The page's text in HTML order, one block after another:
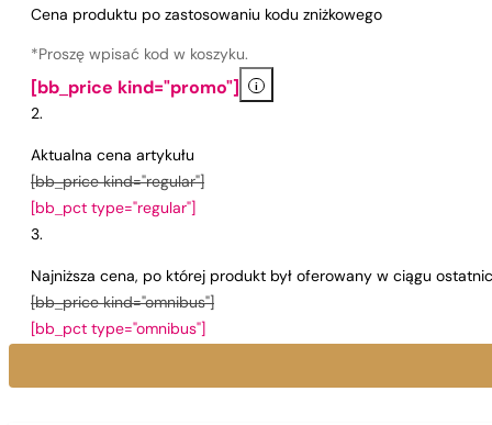
Cena produktu po zastosowaniu kodu zniżkowego
*Proszę wpisać kod w koszyku.
[bb_price kind="promo"] i
Aktualna cena artykułu
[bb_price kind="regular"]
[bb_pct type="regular"]
Najniższa cena, po której produkt był oferowany w ciągu
[bb_price kind="omnibus"]
[bb_pct type="omnibus"]